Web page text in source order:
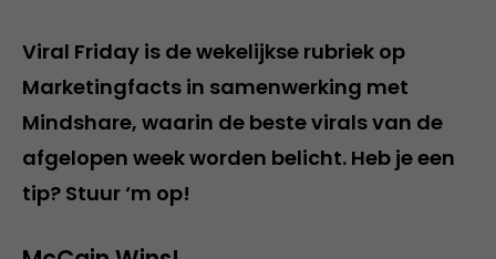
Viral Friday is de wekelijkse rubriek op
Marketingfacts in samenwerking met
Mindshare, waarin de beste virals van de
afgelopen week worden belicht. Heb je een
tip? Stuur ‘m op!